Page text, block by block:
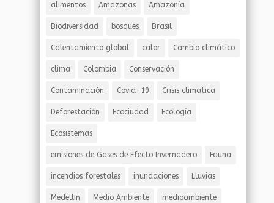
alimentos Amazonas Amazonía
Biodiversidad bosques Brasil
Calentamiento global calor Cambio climático
clima Colombia Conservación
Contaminación Covid-19 Crisis climatica
Deforestación Ecociudad Ecología
Ecosistemas
emisiones de Gases de Efecto Invernadero Fauna
incendios forestales inundaciones Lluvias
Medellin Medio Ambiente medioambiente